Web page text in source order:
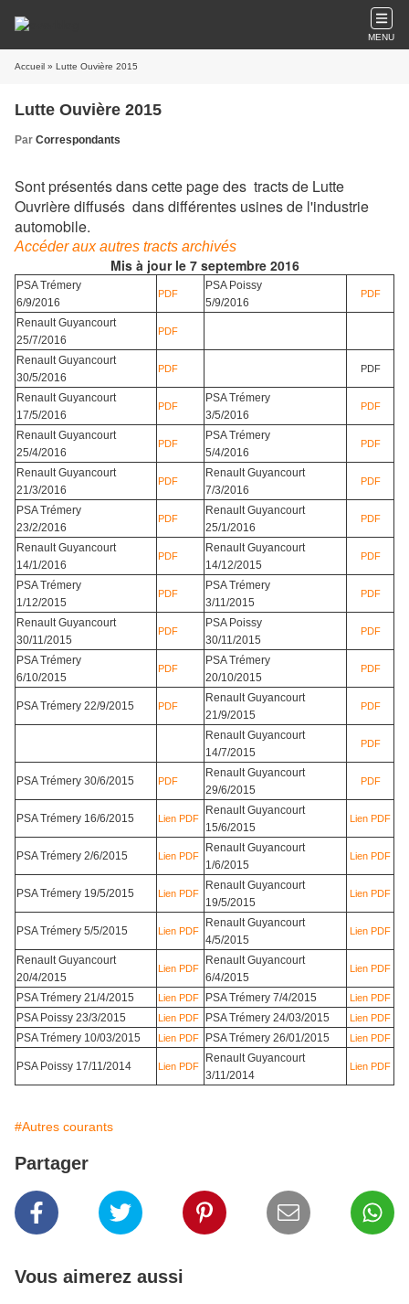
MENU
Accueil » Lutte Ouvière 2015
Lutte Ouvière 2015
Par Correspondants
Sont présentés dans cette page des tracts de Lutte
Ouvrière diffusés dans différentes usines de l'industrie
automobile.
Accéder aux autres tracts archivés
Mis à jour le 7 septembre 2016
PSA Trémery
6/9/2016
PDF
PSA Poissy
5/9/2016
PDF
Renault Guyancourt
25/7/2016
PDF
Renault Guyancourt
30/5/2016
PDF PDF
Renault Guyancourt
17/5/2016
PDF
PSA Trémery
3/5/2016
PDF
Renault Guyancourt
25/4/2016
PDF
PSA Trémery
5/4/2016
PDF
Renault Guyancourt
21/3/2016
PDF
Renault Guyancourt
7/3/2016
PDF
PSA Trémery
23/2/2016
PDF
Renault Guyancourt
25/1/2016
PDF
Renault Guyancourt
14/1/2016
PDF
Renault Guyancourt
14/12/2015
PDF
PSA Trémery
1/12/2015
PDF
PSA Trémery
3/11/2015
PDF
Renault Guyancourt
30/11/2015
PDF
PSA Poissy
30/11/2015
PDF
PSA Trémery
6/10/2015
PDF
PSA Trémery
20/10/2015
PDF
PSA Trémery 22/9/2015 PDF
Renault Guyancourt
21/9/2015
PDF
Renault Guyancourt
14/7/2015
PDF
PSA Trémery 30/6/2015 PDF
Renault Guyancourt
29/6/2015
PDF
PSA Trémery 16/6/2015 Lien PDF
Renault Guyancourt
15/6/2015
Lien PDF
PSA Trémery 2/6/2015 Lien PDF
Renault Guyancourt
1/6/2015
Lien PDF
PSA Trémery 19/5/2015 Lien PDF
Renault Guyancourt
19/5/2015
Lien PDF
PSA Trémery 5/5/2015 Lien PDF
Renault Guyancourt
4/5/2015
Lien PDF
Renault Guyancourt
20/4/2015
Lien PDF
Renault Guyancourt
6/4/2015
Lien PDF
PSA Trémery 21/4/2015 Lien PDF PSA Trémery 7/4/2015 Lien PDF
PSA Poissy 23/3/2015 Lien PDF PSA Trémery 24/03/2015 Lien PDF
PSA Trémery 10/03/2015 Lien PDF PSA Trémery 26/01/2015 Lien PDF
PSA Poissy 17/11/2014 Lien PDF
Renault Guyancourt
3/11/2014
Lien PDF
#Autres courants
Partager
Vous aimerez aussi